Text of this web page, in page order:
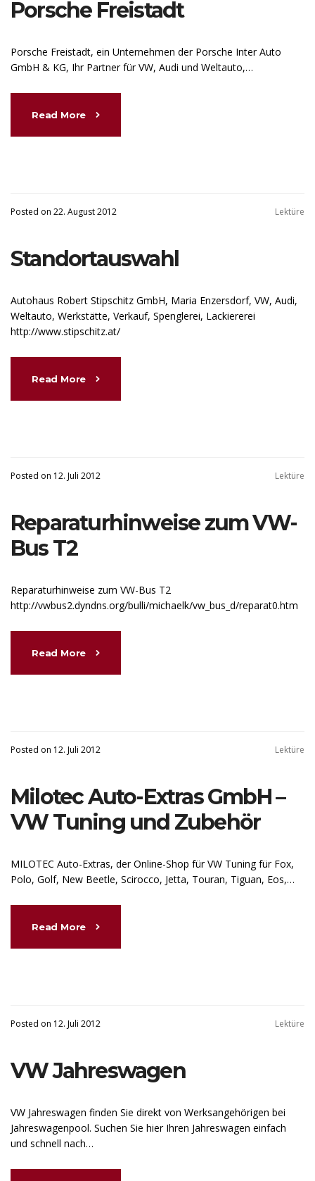
Porsche Freistadt
Porsche Freistadt, ein Unternehmen der Porsche Inter Auto
GmbH & KG, Ihr Partner für VW, Audi und Weltauto,…
Read More
Posted on 22. August 2012 Lektüre
Standortauswahl
Autohaus Robert Stipschitz GmbH, Maria Enzersdorf, VW, Audi,
Weltauto, Werkstätte, Verkauf, Spenglerei, Lackiererei
http://www.stipschitz.at/
Read More
Posted on 12. Juli 2012 Lektüre
Reparaturhinweise zum VW-
Bus T2
Reparaturhinweise zum VW-Bus T2
http://vwbus2.dyndns.org/bulli/michaelk/vw_bus_d/reparat0.htm
Read More
Posted on 12. Juli 2012 Lektüre
Milotec Auto-Extras GmbH –
VW Tuning und Zubehör
MILOTEC Auto-Extras, der Online-Shop für VW Tuning für Fox,
Polo, Golf, New Beetle, Scirocco, Jetta, Touran, Tiguan, Eos,…
Read More
Posted on 12. Juli 2012 Lektüre
VW Jahreswagen
VW Jahreswagen finden Sie direkt von Werksangehörigen bei
Jahreswagenpool. Suchen Sie hier Ihren Jahreswagen einfach
und schnell nach…